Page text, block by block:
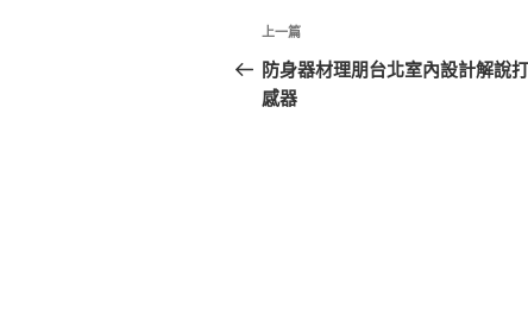
文
章
導
上
一
篇
上一篇
防身器材理朋台北室內設計解說
感器